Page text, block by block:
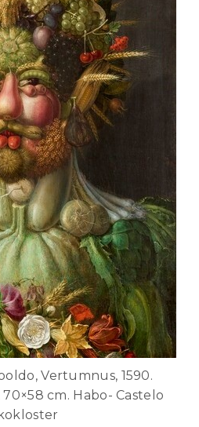
Vertumnus, 1590.
cm. Habo- Castelo